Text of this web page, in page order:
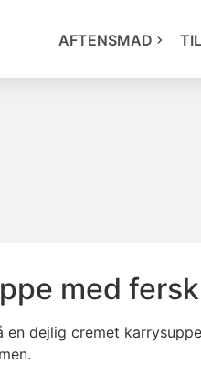
AFTENSMAD
med
en dejlig cremet